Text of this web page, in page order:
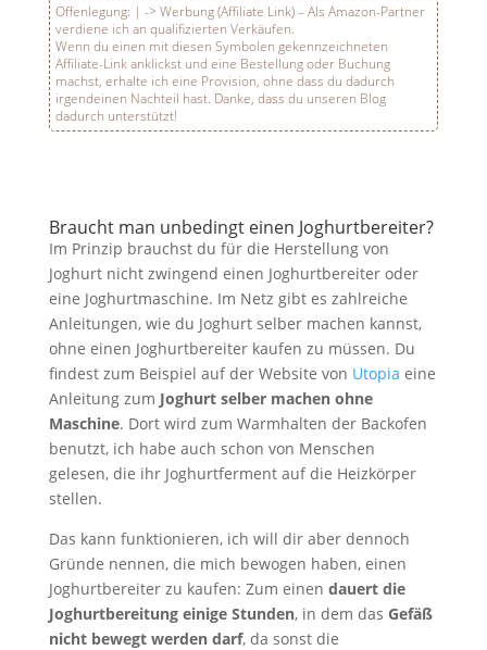
Offenlegung: | -> Werbung (Affiliate Link) – Als Amazon-Partner
verdiene ich an qualifizierten Verkäufen.
Wenn du einen mit diesen Symbolen gekennzeichneten
Affiliate-Link anklickst und eine Bestellung oder Buchung
machst, erhalte ich eine Provision, ohne dass du dadurch
irgendeinen Nachteil hast. Danke, dass du unseren Blog
dadurch unterstützt!
Braucht man unbedingt einen Joghurtbereiter?
Im Prinzip brauchst du für die Herstellung von
Joghurt nicht zwingend einen Joghurtbereiter oder
eine Joghurtmaschine. Im Netz gibt es zahlreiche
Anleitungen, wie du Joghurt selber machen kannst,
ohne einen Joghurtbereiter kaufen zu müssen. Du
findest zum Beispiel auf der Website von Utopia eine
Anleitung zum Joghurt selber machen ohne
Maschine. Dort wird zum Warmhalten der Backofen
benutzt, ich habe auch schon von Menschen
gelesen, die ihr Joghurtferment auf die Heizkörper
stellen.
Das kann funktionieren, ich will dir aber dennoch
Gründe nennen, die mich bewogen haben, einen
Joghurtbereiter zu kaufen: Zum einen dauert die
Joghurtbereitung einige Stunden, in dem das Gefäß
nicht bewegt werden darf, da sonst die